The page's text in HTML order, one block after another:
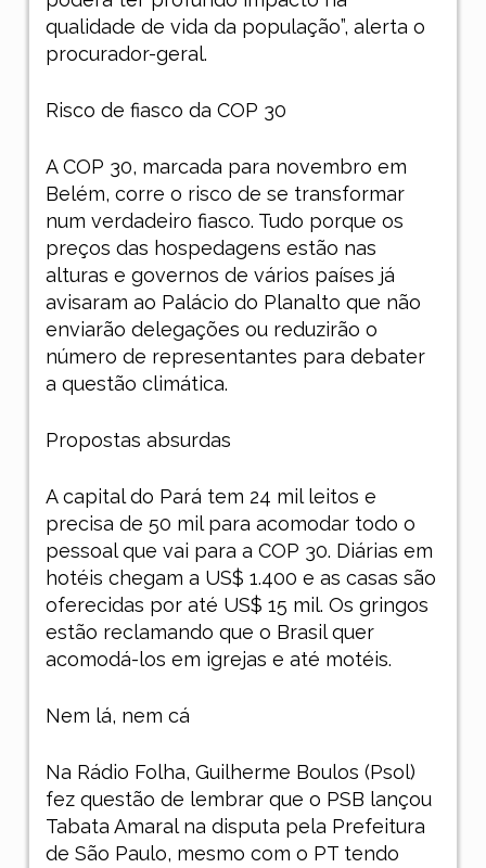
qualidade de vida da população”, alerta o
procurador-geral.
Risco de fiasco da COP 30
A COP 30, marcada para novembro em
Belém, corre o risco de se transformar
num verdadeiro fiasco. Tudo porque os
preços das hospedagens estão nas
alturas e governos de vários países já
avisaram ao Palácio do Planalto que não
enviarão delegações ou reduzirão o
número de representantes para debater
a questão climática.
Propostas absurdas
A capital do Pará tem 24 mil leitos e
precisa de 50 mil para acomodar todo o
pessoal que vai para a COP 30. Diárias em
hotéis chegam a US$ 1.400 e as casas são
oferecidas por até US$ 15 mil. Os gringos
estão reclamando que o Brasil quer
acomodá-los em igrejas e até motéis.
Nem lá, nem cá
Na Rádio Folha, Guilherme Boulos (Psol)
fez questão de lembrar que o PSB lançou
Tabata Amaral na disputa pela Prefeitura
de São Paulo, mesmo com o PT tendo